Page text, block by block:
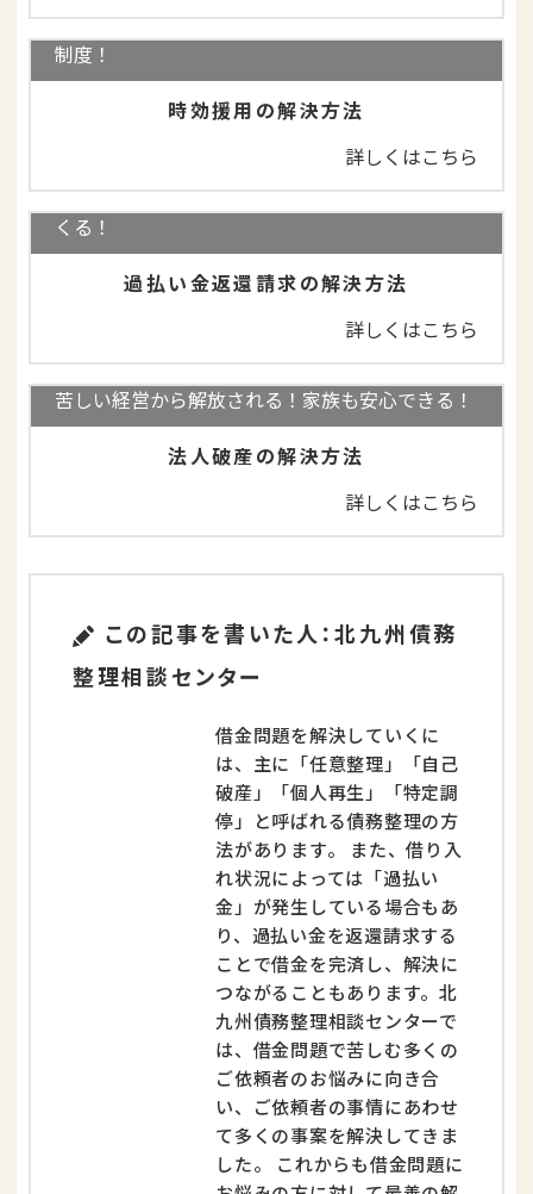
借金を返済しなくてよいことがある！消滅時効の
制度！
時効援用の解決方法
詳しくはこちら
完済していても大丈夫！払いすぎた利息が返って
くる！
過払い金返還請求の解決方法
詳しくはこちら
苦しい経営から解放される！家族も安心できる！
法人破産の解決方法
詳しくはこちら
この記事を書いた人：北九州債務
整理相談センター
借金問題を解決していくに
は、主に「任意整理」「自己
破産」「個人再生」「特定調
停」と呼ばれる債務整理の方
法があります。 また、借り入
れ状況によっては「過払い
金」が発生している場合もあ
り、過払い金を返還請求する
ことで借金を完済し、解決に
つながることもあります。北
九州債務整理相談センターで
は、借金問題で苦しむ多くの
ご依頼者のお悩みに向き合
い、ご依頼者の事情にあわせ
て多くの事案を解決してきま
した。 これからも借金問題に